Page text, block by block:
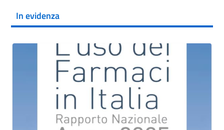
In evidenza